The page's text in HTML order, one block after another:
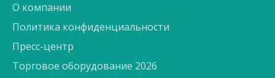
О компании
Политика конфиденциальности
Пресс-центр
Торговое оборудование 2026